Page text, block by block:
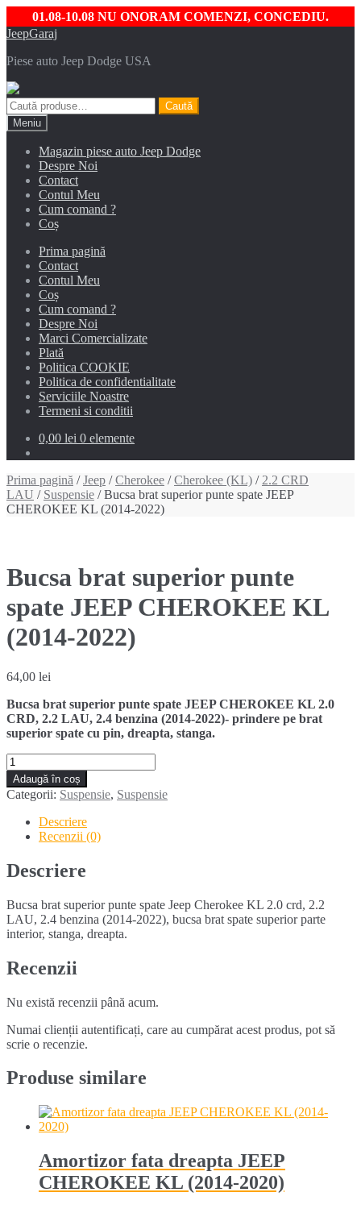
01.08-10.08 NU ONORAM COMENZI, CONCEDIU.
Sari
navigare
Sari
conținut
JeepGaraj
Piese auto Jeep Dodge USA
Caută
după:
Caută
Meniu
Magazin piese auto Jeep Dodge
Despre Noi
Contact
Contul Meu
Cum comand ?
Coș
Prima pagină
Contact
Contul Meu
Coș
Cum comand ?
Despre Noi
Marci Comercializate
Plată
Politica COOKIE
Politica de confidentialitate
Serviciile Noastre
Termeni si conditii
0,00 lei 0 elemente
Prima pagină /Jeep /Cherokee /Cherokee (KL) / 2.2 CRD
LAU / Suspensie / Bucsa brat superior punte spate JEEP
CHEROKEE KL (2014-2022)
Bucsa brat superior punte
spate JEEP CHEROKEE KL
(2014-2022)
64,00 lei
Bucsa brat superior punte spate JEEP CHEROKEE KL 2.0
CRD, 2.2 LAU, 2.4 benzina (2014-2022)- prindere pe brat
superior spate cu pin, dreapta, stanga.
Cantitate
Bucsa
brat
superior
punte
spate
CHEROKEE
KL
2022)
Adaugă în coș
Categorii: Suspensie, Suspensie
Descriere
Recenzii (0)
Descriere
Bucsa brat superior punte spate Jeep Cherokee KL 2.0 crd, 2.2
LAU, 2.4 benzina (2014-2022), bucsa brat spate superior parte
interior, stanga, dreapta.
Recenzii
Nu există recenzii până acum.
Numai clienții autentificați, care au cumpărat acest produs, pot să
scrie o recenzie.
Produse similare
Amortizor fata dreapta JEEP
CHEROKEE KL (2014-2020)